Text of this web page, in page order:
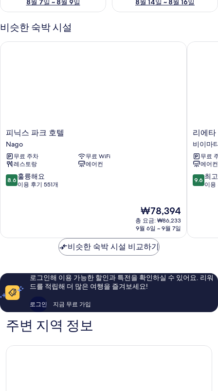
8월 7일 ~ 8월 9일
8월 14일 ~ 8월 16일
비슷한 숙박 시설
피
닉
스
파
크
호
텔
피닉스 파크 호텔
Nago
무료 주차
무료 WiFi
레스토랑
에어컨
10
점
훌
이
후
기
8.6 훌륭해요
이용 후기 551개
현
재
요
₩78,394
₩78,394
총 요금: ₩86,233
9월 6일 ~ 9월 7일
피닉스 파크 호텔
리
에
타
나
카
야
마
리에
비이마
무료
에어컨
10
점
최
이
용
9.6 최
이용
리에타
비슷한 숙박 시설 비교하기
로그인해 이용 가능한 할인과 특전을 확인하실 수 있어요. 리워
드를 적립해 더 많은 여행을 즐겨보세요!
로그인 지금 무료 가입
주변 지역 정보